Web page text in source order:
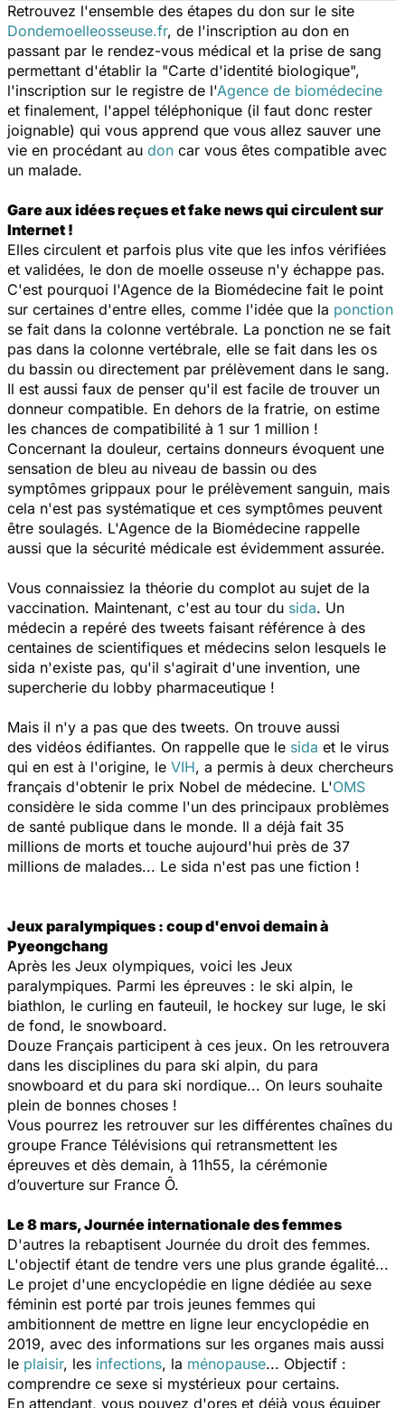
Retrouvez l'ensemble des étapes du don sur le site
Dondemoelleosseuse.fr, de l'inscription au don en
passant par le rendez-vous médical et la prise de sang
permettant d'établir la "Carte d'identité biologique",
l'inscription sur le registre de l'Agence de biomédecine
et finalement, l'appel téléphonique (il faut donc rester
joignable) qui vous apprend que vous allez sauver une
vie en procédant au don car vous êtes compatible avec
un malade.
Gare aux idées reçues et fake news qui circulent sur
Internet !
Elles circulent et parfois plus vite que les infos vérifiées
et validées, le don de moelle osseuse n'y échappe pas.
C'est pourquoi l'Agence de la Biomédecine fait le point
sur certaines d'entre elles, comme l'idée que la ponction
se fait dans la colonne vertébrale. La ponction ne se fait
pas dans la colonne vertébrale, elle se fait dans les os
du bassin ou directement par prélèvement dans le sang.
Il est aussi faux de penser qu'il est facile de trouver un
donneur compatible. En dehors de la fratrie, on estime
les chances de compatibilité à 1 sur 1 million !
Concernant la douleur, certains donneurs évoquent une
sensation de bleu au niveau de bassin ou des
symptômes grippaux pour le prélèvement sanguin, mais
cela n'est pas systématique et ces symptômes peuvent
être soulagés. L'Agence de la Biomédecine rappelle
aussi que la sécurité médicale est évidemment assurée.
Vous connaissiez la théorie du complot au sujet de la
vaccination. Maintenant, c'est au tour du sida. Un
médecin a repéré des tweets faisant référence à des
centaines de scientifiques et médecins selon lesquels le
sida n'existe pas, qu'il s'agirait d'une invention, une
supercherie du lobby pharmaceutique !
Mais il n'y a pas que des tweets. On trouve aussi
des vidéos édifiantes. On rappelle que le sida et le virus
qui en est à l'origine, le VIH, a permis à deux chercheurs
français d'obtenir le prix Nobel de médecine. L'OMS
considère le sida comme l'un des principaux problèmes
de santé publique dans le monde. Il a déjà fait 35
millions de morts et touche aujourd'hui près de 37
millions de malades... Le sida n'est pas une fiction !
Jeux paralympiques : coup d'envoi demain à
Pyeongchang
Après les Jeux olympiques, voici les Jeux
paralympiques. Parmi les épreuves : le ski alpin, le
biathlon, le curling en fauteuil, le hockey sur luge, le ski
de fond, le snowboard.
Douze Français participent à ces jeux. On les retrouvera
dans les disciplines du para ski alpin, du para
snowboard et du para ski nordique... On leurs souhaite
plein de bonnes choses !
Vous pourrez les retrouver sur les différentes chaînes du
groupe France Télévisions qui retransmettent les
épreuves et dès demain, à 11h55, la cérémonie
d’ouverture sur France Ô.
Le 8 mars, Journée internationale des femmes
D'autres la rebaptisent Journée du droit des femmes.
L'objectif étant de tendre vers une plus grande égalité...
Le projet d'une encyclopédie en ligne dédiée au sexe
féminin est porté par trois jeunes femmes qui
ambitionnent de mettre en ligne leur encyclopédie en
2019, avec des informations sur les organes mais aussi
le plaisir, les infections, la ménopause... Objectif :
comprendre ce sexe si mystérieux pour certains.
En attendant, vous pouvez d'ores et déjà vous équiper